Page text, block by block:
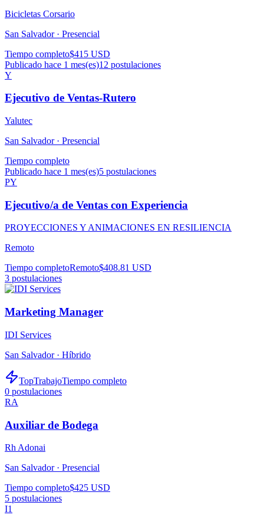
Bicicletas Corsario
San Salvador · Presencial
Tiempo completo$415 USD
Publicado hace 1 mes(es)12 postulaciones
Y
Ejecutivo de Ventas-Rutero
Yalutec
San Salvador · Presencial
Tiempo completo
Publicado hace 1 mes(es)5 postulaciones
PY
Ejecutivo/a de Ventas con Experiencia
PROYECCIONES Y ANIMACIONES EN RESILIENCIA
Remoto
Tiempo completoRemoto$408.81 USD
3 postulaciones
Marketing Manager
IDI Services
San Salvador · Híbrido
TopTrabajoTiempo completo
0 postulaciones
RA
Auxiliar de Bodega
Rh Adonai
San Salvador · Presencial
Tiempo completo$425 USD
5 postulaciones
I1